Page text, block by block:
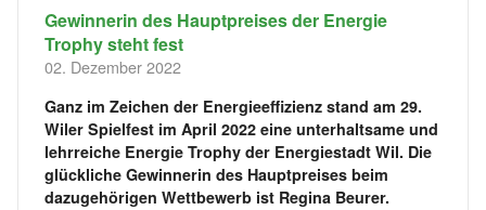
Gewinnerin des Hauptpreises der Energie
Trophy steht fest
02. Dezember 2022
Ganz im Zeichen der Energieeffizienz stand am 29.
Wiler Spielfest im April 2022 eine unterhaltsame und
lehrreiche Energie Trophy der Energiestadt Wil. Die
glückliche Gewinnerin des Hauptpreises beim
dazugehörigen Wettbewerb ist Regina Beurer.